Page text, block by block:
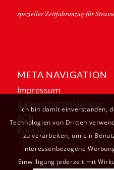
spezieller Zeitfahranzug für
META NAVIGATION
Impressum
Datenschutzerklärung
AGB
Kontakt
Ich bin damit einverstanden,
Technologien von Dritten
zu verarbeiten, um ein
interessenbezogene
Einwilligung jederzeit mit